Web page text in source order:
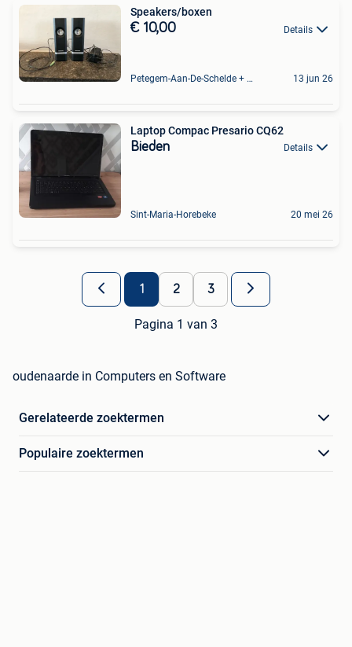
Speakers/boxen
€ 10,00 Details
Petegem-Aan-De-Schelde + Deel Van Oudenaarde 13 jun 26
Laptop Compac Presario CQ62
Bieden Details
Sint-Maria-Horebeke 20 mei 26
1 2 3
Pagina 1 van 3
oudenaarde in Computers en Software
Gerelateerde zoektermen
Populaire zoektermen